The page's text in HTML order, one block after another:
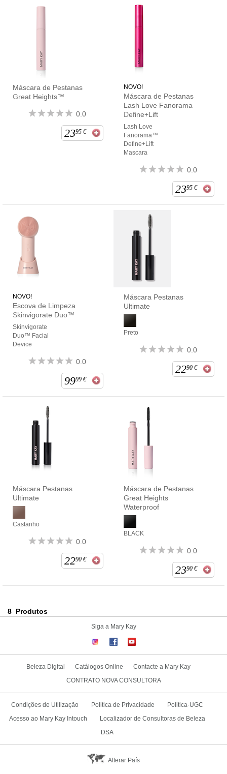
Máscara de Pestanas
Great Heights™
0.0
2395 €
NOVO!
Máscara de Pestanas
Lash Love Fanorama
Define+Lift
Lash Love
Fanorama™
Define+Lift
Mascara
0.0
2395 €
NOVO!
Escova de Limpeza
Skinvigorate Duo™
Skinvigorate
Duo™ Facial
Device
0.0
9999 €
Máscara Pestanas
Ultimate
Preto
0.0
2290 €
Máscara Pestanas
Ultimate
Castanho
0.0
2290 €
Máscara de Pestanas
Great Heights
Waterproof
BLACK
0.0
2390 €
8 Produtos
Siga a Mary Kay
Beleza Digital Catálogos Online
Contacte a Mary Kay
CONTRATO NOVA CONSULTORA
Condições de Utilização Politica de Privacidade
Politica-UGC
Acesso ao Mary Kay Intouch
Localizador de Consultoras de Beleza
DSA
Alterar País